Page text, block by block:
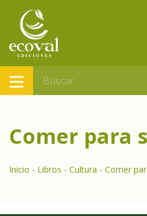
Comer para
Inicio - Libros - Cultura - Comer